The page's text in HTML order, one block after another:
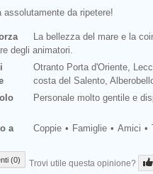
assolutamente da ripetere!
La bellezza del mare e la
degli animatori.
Otranto Porta d'Oriente,
costa del Salento,
Personale molto gentile e
a
Coppie Famiglie Amici
(0) Trovi utile questa opinione?